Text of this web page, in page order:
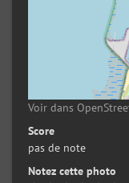
Voir dans
Score
pas de note
Notez cette photo